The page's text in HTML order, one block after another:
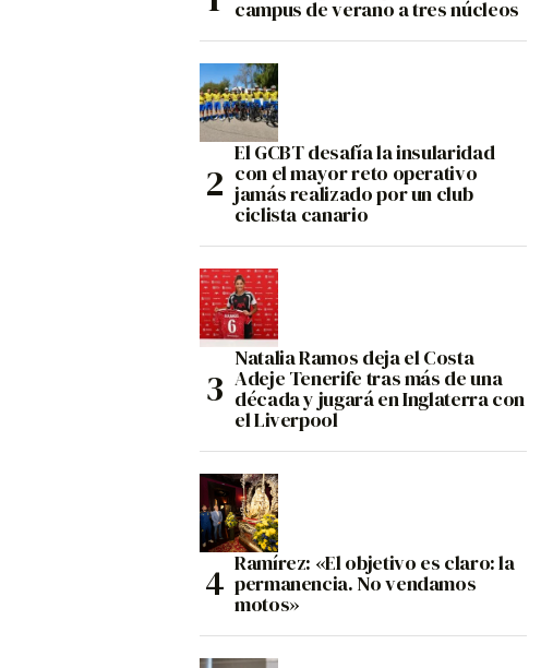
campus de verano a tres núcleos
El GCBT desafía la insularidad
con el mayor reto operativo
jamás realizado por un club
ciclista canario
Natalia Ramos deja el Costa
Adeje Tenerife tras más de una
década y jugará en Inglaterra con
el Liverpool
Ramírez: «El objetivo es claro: la
permanencia. No vendamos
motos»